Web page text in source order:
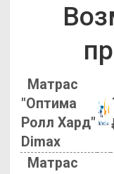
Матрас
"Оптима
Ролл Хард"
Dimax
Матрас